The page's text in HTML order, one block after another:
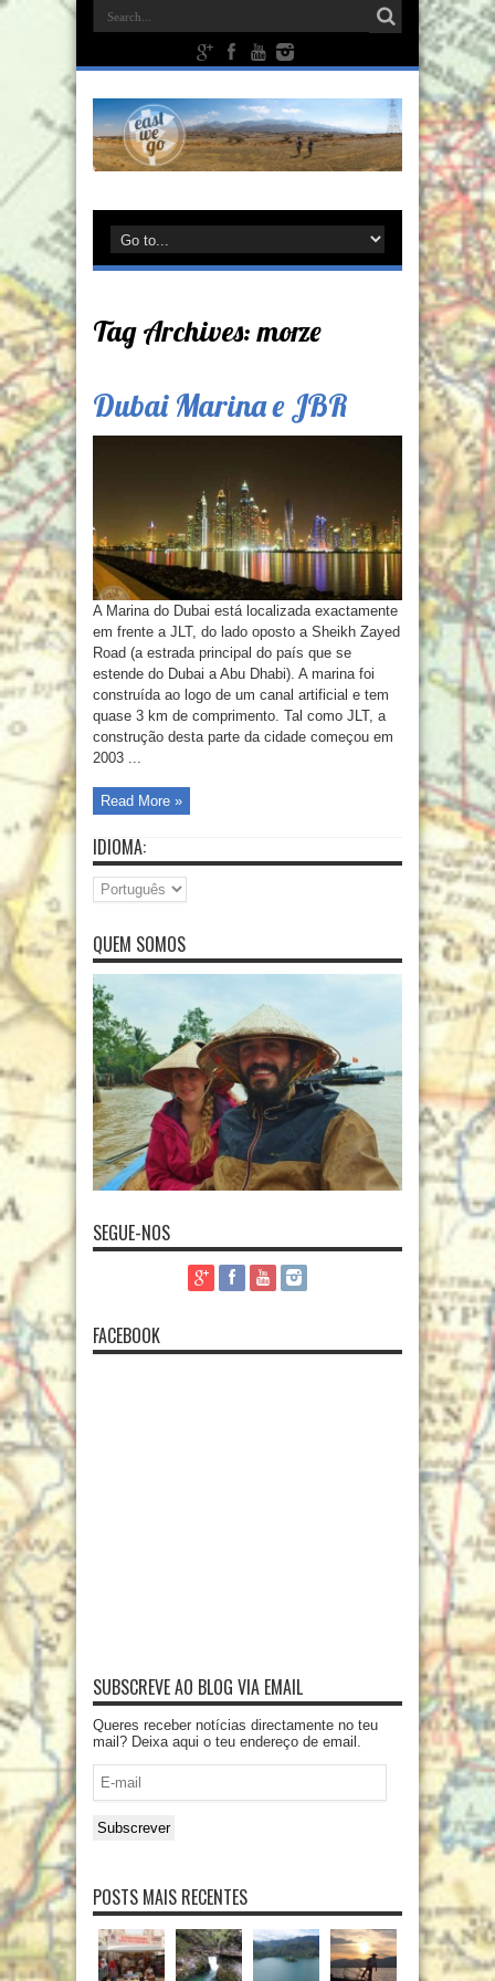
Tag Archives:morze
Dubai Marina e JBR
A Marina do Dubai está localizada exactamente
em frente a JLT, do lado oposto a Sheikh Zayed
Road (a estrada principal do país que se
estende do Dubai a Abu Dhabi). A marina foi
construída ao logo de um canal artificial e tem
quase 3 km de comprimento. Tal como JLT, a
construção desta parte da cidade começou em
2003 ...
Read More »
IDIOMA:
QUEM SOMOS
SEGUE-NOS
FACEBOOK
SUBSCREVE AO BLOG VIA EMAIL
Queres receber notícias directamente no teu
mail? Deixa aqui o teu endereço de email.
mail
Subscrever
POSTS MAIS RECENTES